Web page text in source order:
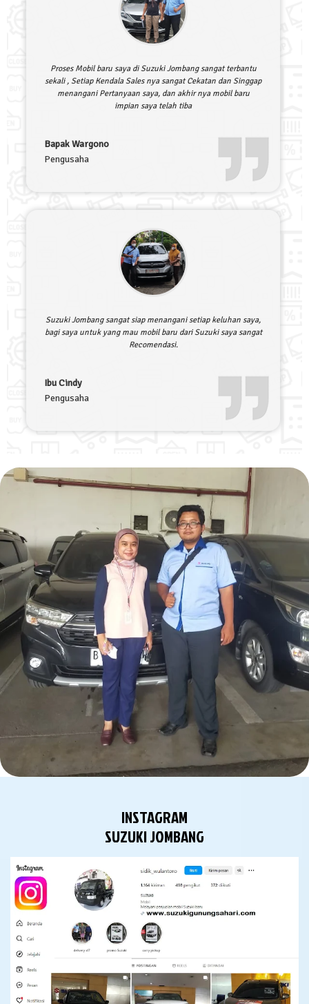
Proses Mobil baru saya di Suzuki Jombang sangat terbantu
sekali , Setiap Kendala Sales nya sangat Cekatan dan Singgap
menangani Pertanyaan saya, dan akhir nya mobil baru
impian saya telah tiba
Bapak Wargono
Pengusaha
Suzuki Jombang sangat siap menangani setiap keluhan saya,
bagi saya untuk yang mau mobil baru dari Suzuki saya sangat
Recomendasi.
Ibu Cindy
Pengusaha
INSTAGRAM
SUZUKI JOMBANG